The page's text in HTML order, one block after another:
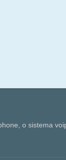
o sistema